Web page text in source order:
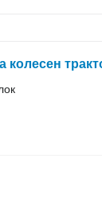
колесен